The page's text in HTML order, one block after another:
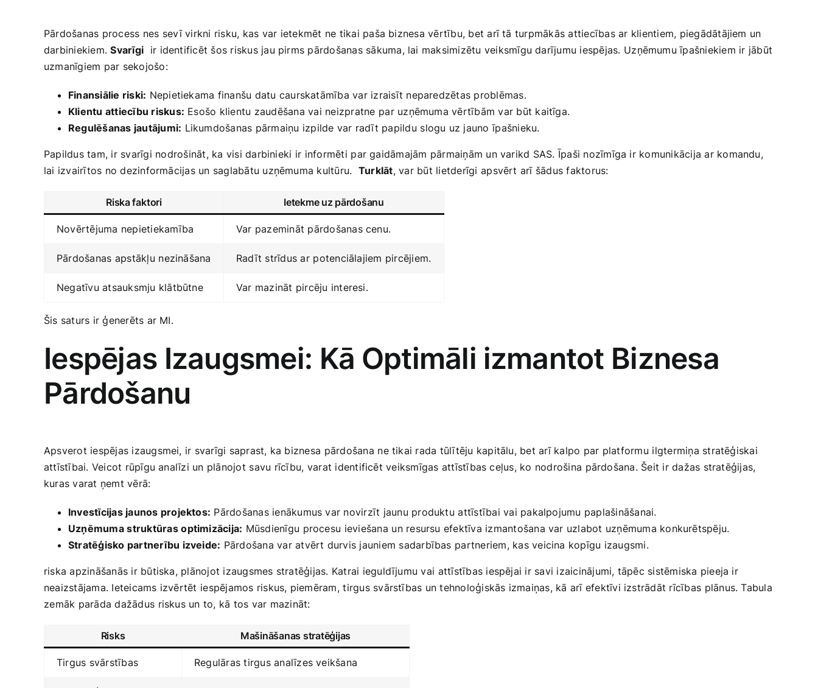
Pārdošanas process⁢ nes ⁢sevī virkni risku, kas⁢ var ietekmēt ne tikai ‍paša biznesa vērtību, bet arī tā turpmākās attiecības⁤ ar klientiem, piegādātājiem ‍un ​
darbiniekiem.Svarīgi ⁣ ir identificēt šos riskus​ jau pirms pārdošanas‌ sākuma, lai maksimizētu veiksmīgu darījumu iespējas. ⁣Uzņēmumu īpašniekiem ir jābūt
uzmanīgiem par sekojošo:
Finansiālie riski: Nepietiekama finanšu datu caurskatāmība var izraisīt neparedzētas problēmas.
Klientu attiecību riskus: Esošo klientu zaudēšana ⁣vai neizpratne ⁣par uzņēmuma vērtībām var būt kaitīga.
Regulēšanas jautājumi: Likumdošanas pārmaiņu izpilde ‍var radīt papildu ⁢slogu uz jauno ⁢īpašnieku.
Papildus tam, ir‍ svarīgi ⁢nodrošināt, ‍ka visi darbinieki ir⁢ informēti⁤ par gaidāmajām pārmaiņām un varikd SAS. Īpaši nozīmīga‍ ir komunikācija ar komandu,
lai izvairītos no dezinformācijas un saglabātu uzņēmuma kultūru. ‍ Turklāt,⁢ var ​būt lietderīgi ⁣apsvērt arī šādus faktorus:
Riska ⁢faktori Ietekme uz ⁢pārdošanu
Novērtējuma nepietiekamība Var pazemināt pārdošanas‌ cenu.
Pārdošanas⁣ apstākļu ⁣nezināšana Radīt strīdus ar ⁣potenciālajiem pircējiem.
Negatīvu atsauksmju‌ klātbūtne Var mazināt pircēju interesi.
Šis saturs ir ģenerēts ar MI.
Iespējas Izaugsmei: Kā ⁢Optimāli ⁣izmantot Biznesa
Pārdošanu
Apsverot ​iespējas izaugsmei, ir svarīgi saprast, ka biznesa⁣ pārdošana ⁤ne tikai​ rada​ tūlītēju kapitālu, bet arī kalpo⁢ par platformu ⁢ilgtermiņa stratēģiskai
attīstībai. Veicot​ rūpīgu analīzi un plānojot ⁢savu ⁤rīcību, ⁤varat identificēt ‍veiksmīgas attīstības ceļus, ko nodrošina⁤ pārdošana. Šeit ​ir dažas stratēģijas,‍
kuras‌ varat ņemt vērā:
Investīcijas jaunos projektos: ​Pārdošanas ienākumus‌ var novirzīt jaunu produktu ⁢attīstībai vai pakalpojumu‌ paplašināšanai.
Uzņēmuma ⁣struktūras ⁣optimizācija: Mūsdienīgu⁢ procesu ⁣ieviešana ⁣un resursu efektīva izmantošana var uzlabot uzņēmuma ​konkurētspēju.
Stratēģisko partnerību izveide: Pārdošana var atvērt durvis jauniem sadarbības⁢ partneriem, kas veicina kopīgu izaugsmi.
riska‍ apzināšanās ir būtiska, plānojot izaugsmes ​stratēģijas. Katrai ieguldījumu vai ⁣attīstības iespējai‍ ir ​savi izaicinājumi, tāpēc‍ sistēmiska pieeja ir
neaizstājama.​ Ieteicams izvērtēt ⁣iespējamos ‍riskus, piemēram, ⁤tirgus svārstības​ un tehnoloģiskās ‍izmaiņas, kā arī efektīvi izstrādāt rīcības ⁤plānus.‍ Tabula
⁢zemāk parāda dažādus⁣ riskus un to,‍ kā ⁢tos var mazināt:
Risks Mašināšanas stratēģijas
Tirgus svārstības Regulāras tirgus analīzes veikšana